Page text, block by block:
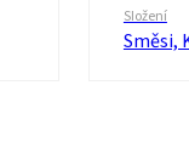
Složení
Směsi,